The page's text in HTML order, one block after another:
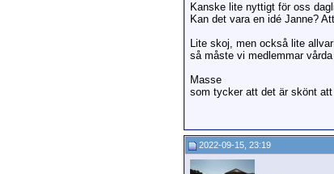
Kanske lite nyttigt för oss
Kan det vara en idé Janne?
Lite skoj, men också lite
så måste vi medlemmar
Masse
som tycker att det är skönt
2022-09-15, 23:19